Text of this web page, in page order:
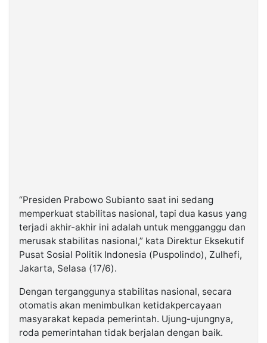
“Presiden Prabowo Subianto saat ini sedang
memperkuat stabilitas nasional, tapi dua kasus yang
terjadi akhir-akhir ini adalah untuk mengganggu dan
merusak stabilitas nasional,” kata Direktur Eksekutif
Pusat Sosial Politik Indonesia (Puspolindo), Zulhefi,
Jakarta, Selasa (17/6).
Dengan terganggunya stabilitas nasional, secara
otomatis akan menimbulkan ketidakpercayaan
masyarakat kepada pemerintah. Ujung-ujungnya,
roda pemerintahan tidak berjalan dengan baik.